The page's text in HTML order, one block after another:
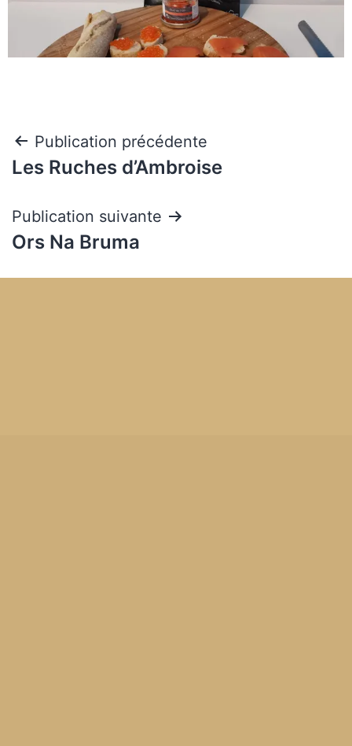
Publication précédente
Les Ruches d’Ambroise
Publication suivante
Ors Na Bruma